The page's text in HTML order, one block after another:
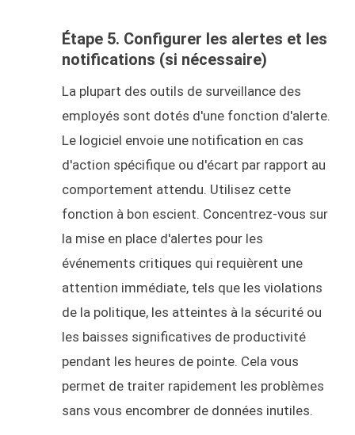
Étape 5. Configurer les alertes et les
notifications (si nécessaire)
La plupart des outils de surveillance des
employés sont dotés d'une fonction d'alerte.
Le logiciel envoie une notification en cas
d'action spécifique ou d'écart par rapport au
comportement attendu. Utilisez cette
fonction à bon escient. Concentrez-vous sur
la mise en place d'alertes pour les
événements critiques qui requièrent une
attention immédiate, tels que les violations
de la politique, les atteintes à la sécurité ou
les baisses significatives de productivité
pendant les heures de pointe. Cela vous
permet de traiter rapidement les problèmes
sans vous encombrer de données inutiles.